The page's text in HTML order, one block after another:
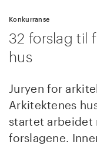
Konkurranse
32 forslag til
hus
Juryen for
Arkitektenes
startet arbeidet
forslagene.